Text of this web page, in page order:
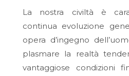
La nostra civiltà è
continua evoluzione
opera d’ingegno
plasmare la realtà
vantaggiose condizioni